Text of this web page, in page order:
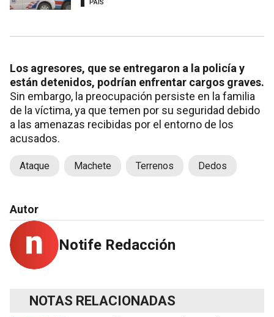
PAÍS
Los agresores, que se entregaron a la policía y
están detenidos, podrían enfrentar cargos graves.
Sin embargo, la preocupación persiste en la familia
de la víctima, ya que temen por su seguridad debido
a las amenazas recibidas por el entorno de los
acusados.
Ataque Machete Terrenos Dedos
Autor
Notife Redacción
NOTAS RELACIONADAS